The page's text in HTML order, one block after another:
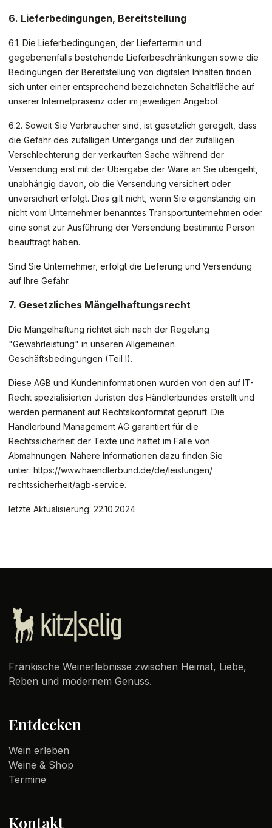
6. Lieferbedingungen, Bereitstellung
6.1. Die Lieferbedingungen, der Liefertermin und
gegebenenfalls bestehende Lieferbeschränkungen sowie die
Bedingungen der Bereitstellung von digitalen Inhalten finden
sich unter einer entsprechend bezeichneten Schaltfläche auf
unserer Internetpräsenz oder im jeweiligen Angebot.
6.2. Soweit Sie Verbraucher sind, ist gesetzlich geregelt, dass
die Gefahr des zufälligen Untergangs und der zufälligen
Verschlechterung der verkauften Sache während der
Versendung erst mit der Übergabe der Ware an Sie übergeht,
unabhängig davon, ob die Versendung versichert oder
unversichert erfolgt. Dies gilt nicht, wenn Sie eigenständig ein
nicht vom Unternehmer benanntes Transportunternehmen oder
eine sonst zur Ausführung der Versendung bestimmte Person
beauftragt haben.
Sind Sie Unternehmer, erfolgt die Lieferung und Versendung
auf Ihre Gefahr.
7. Gesetzliches Mängelhaftungsrecht
Die Mängelhaftung richtet sich nach der Regelung
"Gewährleistung" in unseren Allgemeinen
Geschäftsbedingungen (Teil I).
Diese AGB und Kundeninformationen wurden von den auf IT-
Recht spezialisierten Juristen des Händlerbundes erstellt und
werden permanent auf Rechtskonformität geprüft. Die
Händlerbund Management AG garantiert für die
Rechtssicherheit der Texte und haftet im Falle von
Abmahnungen. Nähere Informationen dazu finden Sie
unter: https://www.haendlerbund.de/de/leistungen/
rechtssicherheit/agb-service.
letzte Aktualisierung: 22.10.2024
Fränkische Weinerlebnisse zwischen Heimat, Liebe,
Reben und modernem Genuss.
Entdecken
Wein erleben
Weine & Shop
Termine
Kontakt